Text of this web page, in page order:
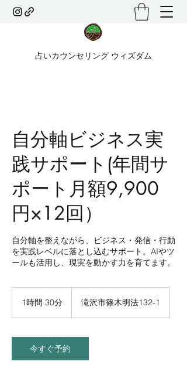
占いカウンセリング ウィズダム
自分軸ビジネス実
践サポート(年間サ
ポート月額9,900
円×12回）
自分軸を整えながら、ビジネス・発信・行動
を実践レベルに落とし込むサポート。AIやツ
ールも活用し、現実を動かす力を育てます。
1時間 30分
0
分
滝沢市篠木明法132-1
今すぐ予約